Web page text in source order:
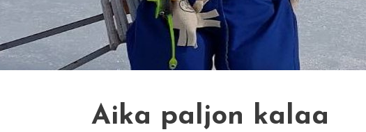
Aika paljon kalaa